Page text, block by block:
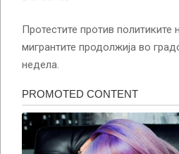
Протестите против политиките
мигрантите продолжија во
недела.